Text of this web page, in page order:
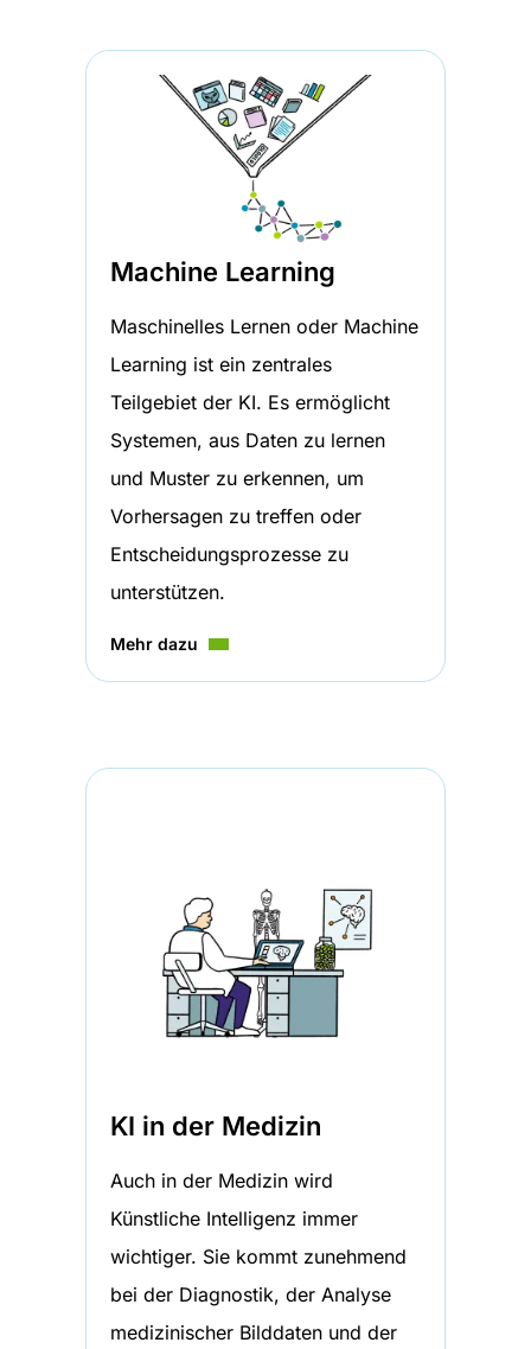
Machine Learning
Maschinelles Lernen oder Machine
Learning ist ein zentrales
Teilgebiet der KI. Es ermöglicht
Systemen, aus Daten zu lernen
und Muster zu erkennen, um
Vorhersagen zu treffen oder
Entscheidungsprozesse zu
unterstützen.
Mehr dazu
KI in der Medizin
Auch in der Medizin wird
Künstliche Intelligenz immer
wichtiger. Sie kommt zunehmend
bei der Diagnostik, der Analyse
medizinischer Bilddaten und der